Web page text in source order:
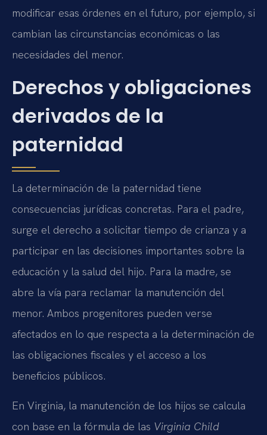
modificar esas órdenes en el futuro, por ejemplo, si
cambian las circunstancias económicas o las
necesidades del menor.
Derechos y obligaciones
derivados de la
paternidad
La determinación de la paternidad tiene
consecuencias jurídicas concretas. Para el padre,
surge el derecho a solicitar tiempo de crianza y a
participar en las decisiones importantes sobre la
educación y la salud del hijo. Para la madre, se
abre la vía para reclamar la manutención del
menor. Ambos progenitores pueden verse
afectados en lo que respecta a la determinación de
las obligaciones fiscales y el acceso a los
beneficios públicos.
En Virginia, la manutención de los hijos se calcula
con base en la fórmula de las Virginia Child